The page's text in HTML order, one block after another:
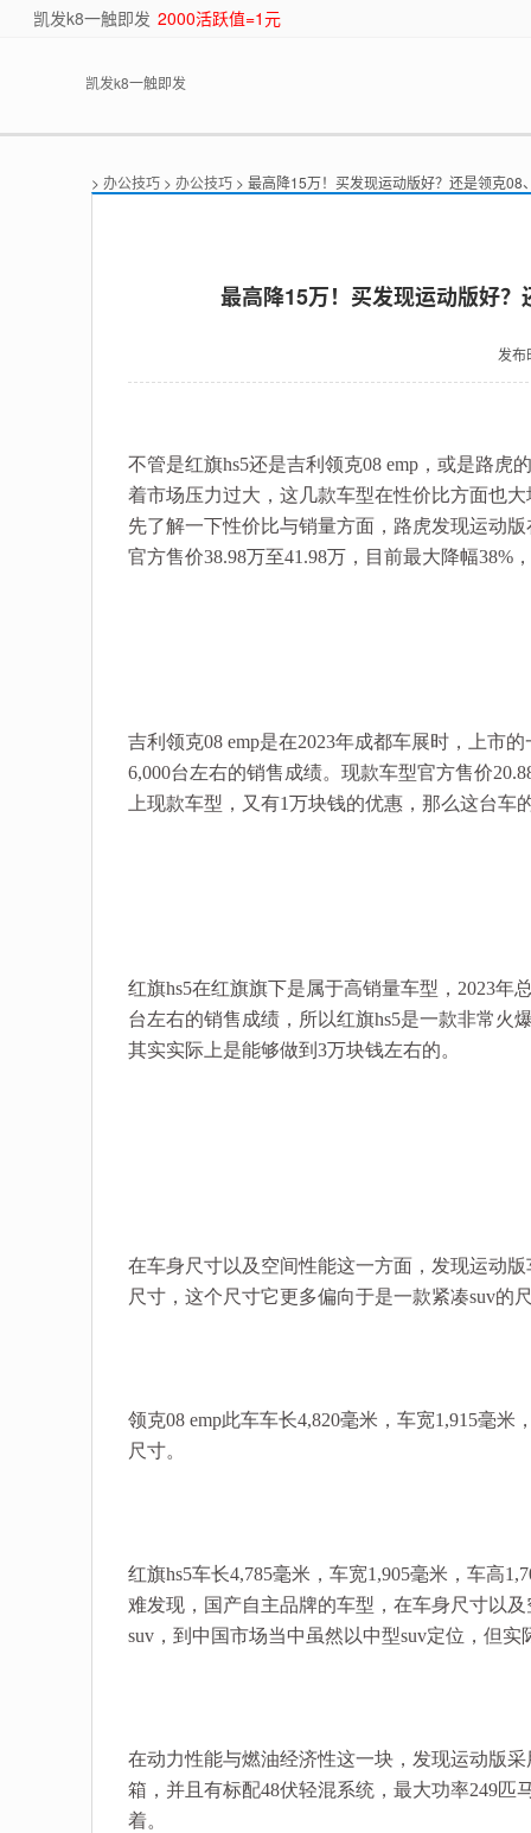
凯发k8一触即发 2000活跃值=1元
凯发k8一触即发
> 办公技巧 > 办公技巧 > 最高降15万！买发现运动版好？还是领克08
最高降15万！买发现运动版好
发布
不管是红旗hs5还是吉利领克08 emp，或是路
着市场压力过大，这几款车型在性价比方面也
先了解一下性价比与销量方面，路虎发现运动
官方售价38.98万至41.98万，目前最大降幅38%
吉利领克08 emp是在2023年成都车展时，上市
6,000台左右的销售成绩。现款车型官方售价
上现款车型，又有1万块钱的优惠，那么这台车
红旗hs5在红旗旗下是属于高销量车型，2023年
台左右的销售成绩，所以红旗hs5是一款非常火
其实实际上是能够做到3万块钱左右的。
在车身尺寸以及空间性能这一方面，发现运动
尺寸，这个尺寸它更多偏向于是一款紧凑suv的
领克08 emp此车车长4,820毫米，车宽1,915毫
尺寸。
红旗hs5车长4,785毫米，车宽1,905毫米，车高
难发现，国产自主品牌的车型，在车身尺寸以
suv，到中国市场当中虽然以中型suv定位，但
在动力性能与燃油经济性这一块，发现运动版
箱，并且有标配48伏轻混系统，最大功率249匹
着。